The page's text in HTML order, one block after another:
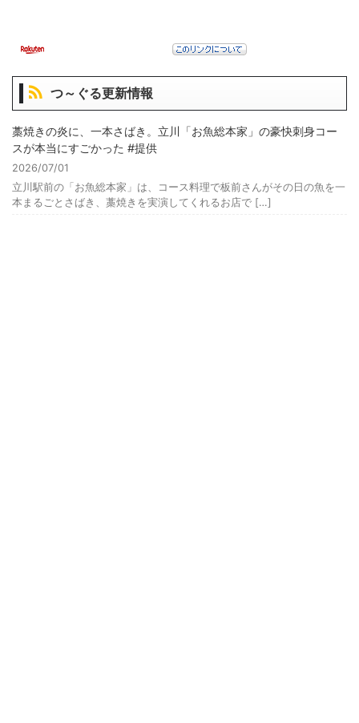
つ～ぐる更新情報
藁焼きの炎に、一本さばき。立川「お魚総本家」の豪快刺身コー
スが本当にすごかった #提供
2026/07/01
立川駅前の「お魚総本家」は、コース料理で板前さんがその日の魚を一
本まるごとさばき、藁焼きを実演してくれるお店で […]